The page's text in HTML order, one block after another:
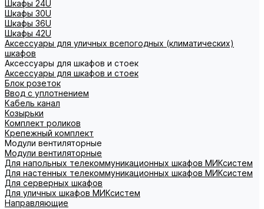
Шкафы 24U
Шкафы 30U
Шкафы 36U
Шкафы 42U
Аксессуары для уличных всепогодных (климатических)
шкафов
Аксессуары для шкафов и стоек
Аксессуары для шкафов и стоек
Блок розеток
Ввод с уплотнением
Кабель канал
Козырьки
Комплект роликов
Крепежный комплект
Модули вентиляторные
Модули вентиляторные
Для напольных телекоммуникационных шкафов МИКсистем
Для настенных телекоммуникационных шкафов МИКсистем
Для серверных шкафов
Для уличных шкафов МИКсистем
Направляющие